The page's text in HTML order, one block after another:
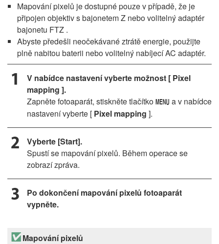
Mapování pixelů je dostupné pouze v případě, že je
připojen objektiv s bajonetem Z nebo volitelný adaptér
bajonetu FTZ .
Abyste předešli neočekávané ztrátě energie, použijte
plně nabitou baterii nebo volitelný nabíjecí AC adaptér.
V nabídce nastavení vyberte možnost [ Pixel
mapping ].
Zapněte fotoaparát, stiskněte tlačítko G a v nabídce
nastavení vyberte [ Pixel mapping ].
Vyberte [Start].
Spustí se mapování pixelů. Během operace se
zobrazí zpráva.
Po dokončení mapování pixelů fotoaparát
vypněte.
Mapování pixelů